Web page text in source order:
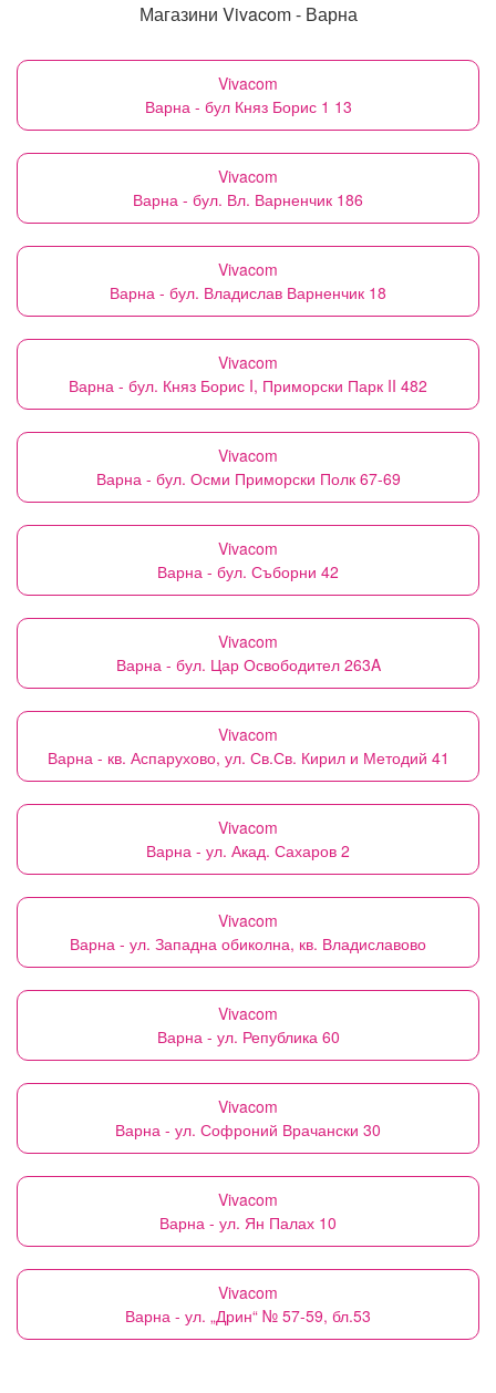
Магазини Vivacom - Варна
Vivacom
Варна - бул Княз Борис 1 13
Vivacom
Варна - бул. Вл. Варненчик 186
Vivacom
Варна - бул. Владислав Варненчик 18
Vivacom
Варна - бул. Княз Борис I, Приморски Парк II 482
Vivacom
Варна - бул. Осми Приморски Полк 67-69
Vivacom
Варна - бул. Съборни 42
Vivacom
Варна - бул. Цар Освободител 263A
Vivacom
Варна - кв. Аспарухово, ул. Св.Св. Кирил и Методий 41
Vivacom
Варна - ул. Акад. Сахаров 2
Vivacom
Варна - ул. Западна обиколна, кв. Владиславово
Vivacom
Варна - ул. Република 60
Vivacom
Варна - ул. Софроний Врачански 30
Vivacom
Варна - ул. Ян Палах 10
Vivacom
Варна - ул. „Дрин“ № 57-59, бл.53